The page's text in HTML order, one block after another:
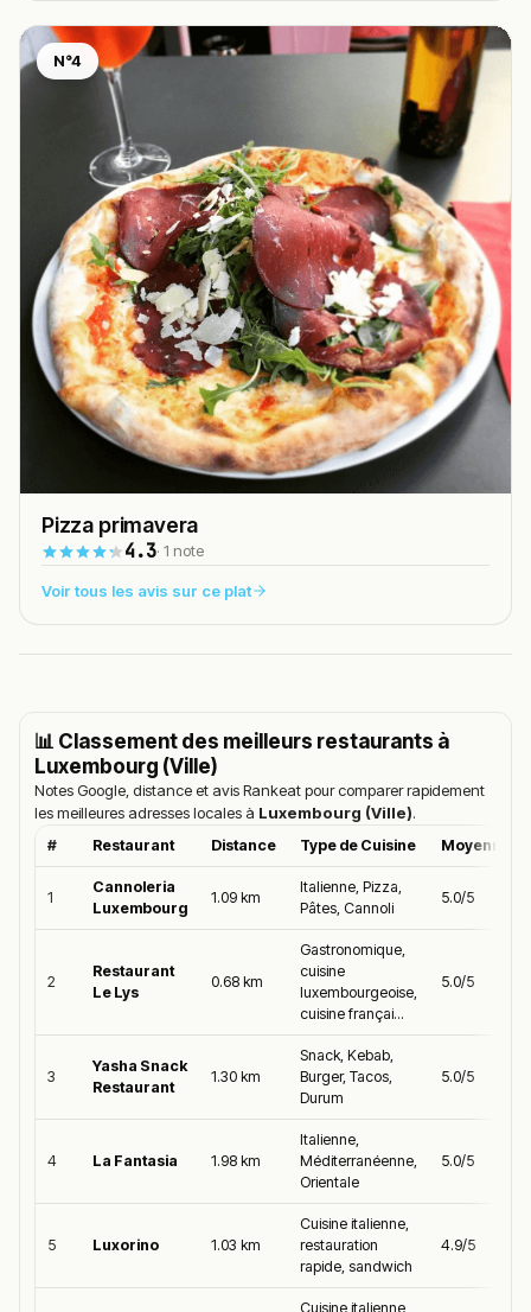
N°4
Pizza primavera
4.3· 1 note
Voir tous les avis sur ce plat
📊 Classement des meilleurs restaurants à
Luxembourg (Ville)
Notes Google, distance et avis Rankeat pour comparer rapidement
les meilleures adresses locales à Luxembourg (Ville).
# Restaurant Distance Type de Cuisine Moyenne
1
Cannoleria
Luxembourg
1.09 km
Italienne, Pizza,
Pâtes, Cannoli
5.0/5
2
Restaurant
Le Lys
0.68 km
Gastronomique,
cuisine
luxembourgeoise,
cuisine françai...
5.0/5
3
Yasha Snack
Restaurant
1.30 km
Snack, Kebab,
Burger, Tacos,
Durum
5.0/5
4 La Fantasia 1.98 km
Italienne,
Méditerranéenne,
Orientale
5.0/5
5 Luxorino 1.03 km
Cuisine italienne,
restauration
rapide, sandwich
4.9/5
Cuisine italienne,